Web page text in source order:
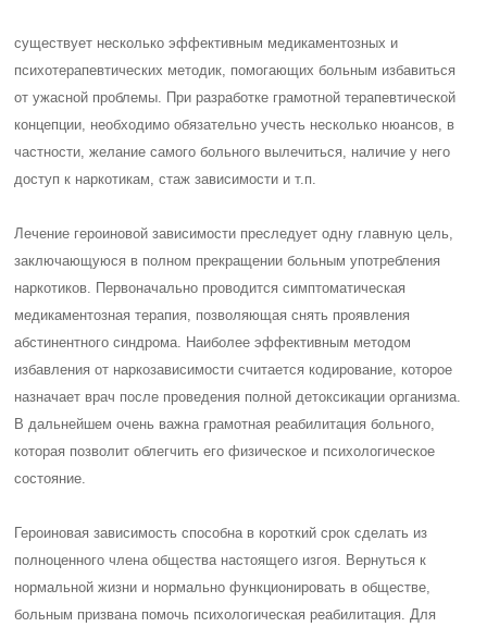
существует несколько эффективным медикаментозных и
психотерапевтических методик, помогающих больным избавиться
от ужасной проблемы. При разработке грамотной терапевтической
концепции, необходимо обязательно учесть несколько нюансов, в
частности, желание самого больного вылечиться, наличие у него
доступ к наркотикам, стаж зависимости и т.п.
Лечение героиновой зависимости преследует одну главную цель,
заключающуюся в полном прекращении больным употребления
наркотиков. Первоначально проводится симптоматическая
медикаментозная терапия, позволяющая снять проявления
абстинентного синдрома. Наиболее эффективным методом
избавления от наркозависимости считается кодирование, которое
назначает врач после проведения полной детоксикации организма.
В дальнейшем очень важна грамотная реабилитация больного,
которая позволит облегчить его физическое и психологическое
состояние.
Героиновая зависимость способна в короткий срок сделать из
полноценного члена общества настоящего изгоя. Вернуться к
нормальной жизни и нормально функционировать в обществе,
больным призвана помочь психологическая реабилитация. Для